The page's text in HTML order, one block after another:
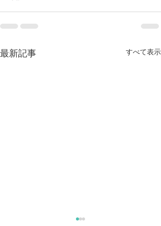
最新記事 すべて表示